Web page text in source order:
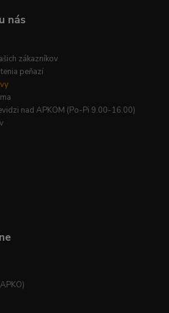
nás
zákazníkov
peňazí
nad APKOM (Po-Pi 9.00-16.00)